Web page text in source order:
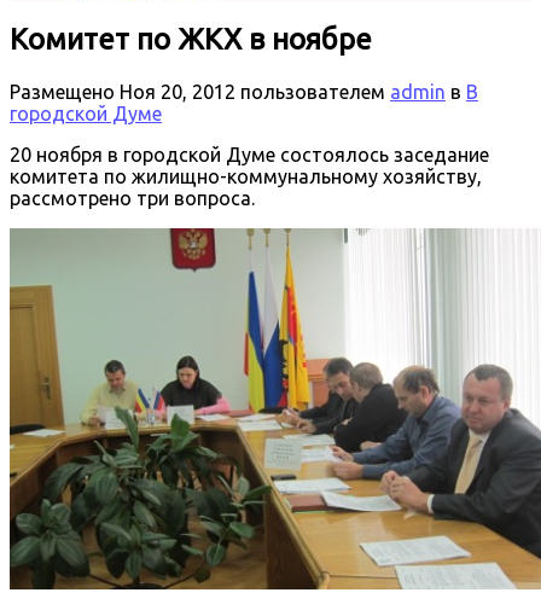
Комитет по ЖКХ в ноябре
Размещено Ноя 20, 2012 пользователем admin в В
городской Думе
20 ноября в городской Думе состоялось заседание
комитета по жилищно-коммунальному хозяйству,
рассмотрено три вопроса.